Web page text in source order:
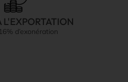
L'EXPORTATION
d’exonération